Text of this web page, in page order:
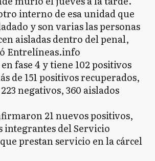
interno de esa unidad que
y son varias las personas
aisladas dentro del penal,
Entrelíneas.info
fase 4 y tiene 102 positivos
de 151 positivos recuperados,
negativos, 360 aislados
21 nuevos positivos,
integrantes del Servicio
prestan servicio en la cárcel